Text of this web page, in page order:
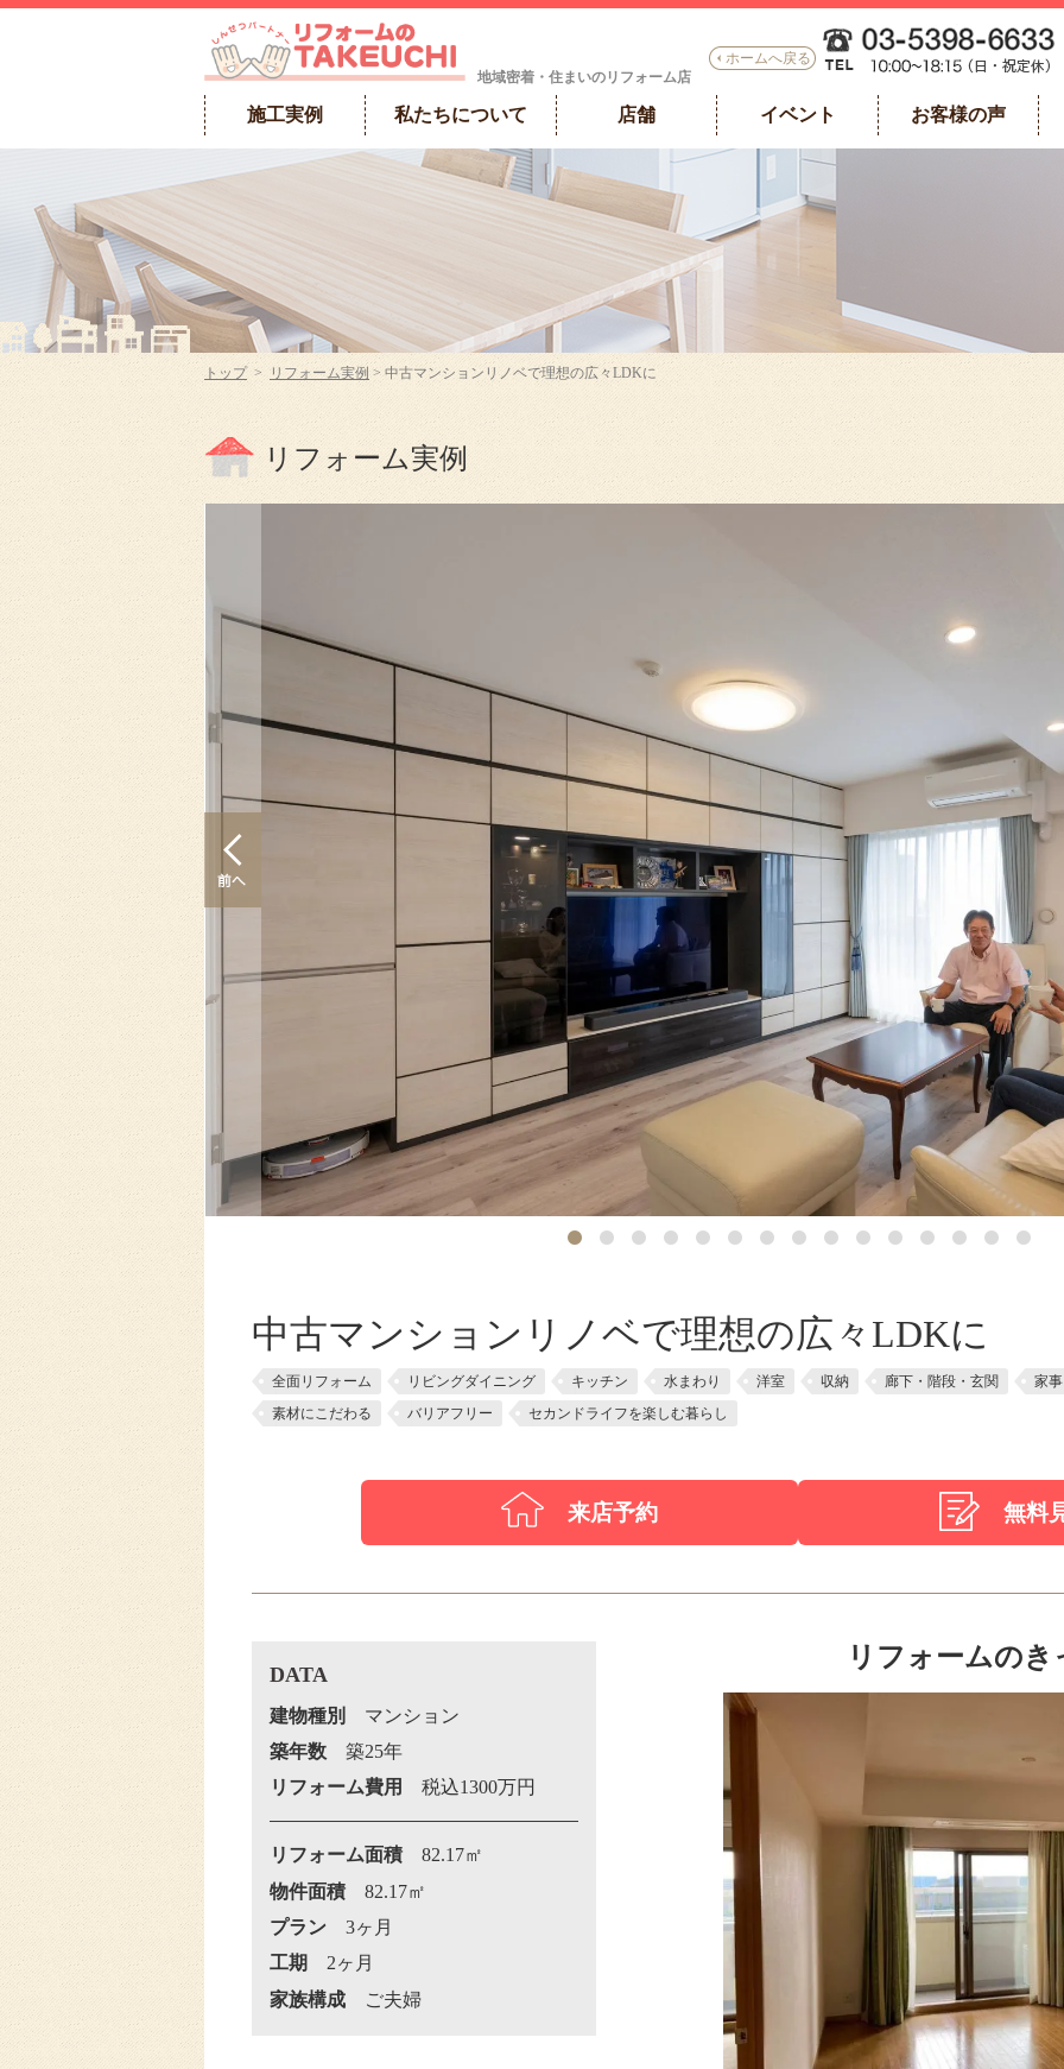
地域密着・住まいのリフォーム店
ホームへ戻る
施工実例 私たちについて 店舗 イベント お客様の声
トップ> リフォーム実例 > 中古マンションリノベで理想の広々LDKに
リフォーム実例
中古マンションリノベで理想の広々LDKに
全面リフォーム リビングダイニング キッチン 水まわり 洋室 収納 廊下・階段・玄関
家
素材にこだわる
バリアフリー セカンドライフを楽しむ暮らし
来店予約 無料
リフォームのき
DATA
建物種別
マンション
築年数
築25年
リフォーム費用
税込1300万円
リフォーム面積
82.17㎡
物件面積
82.17㎡
プラン
3ヶ月
工期
2ヶ月
家族構成
ご夫婦